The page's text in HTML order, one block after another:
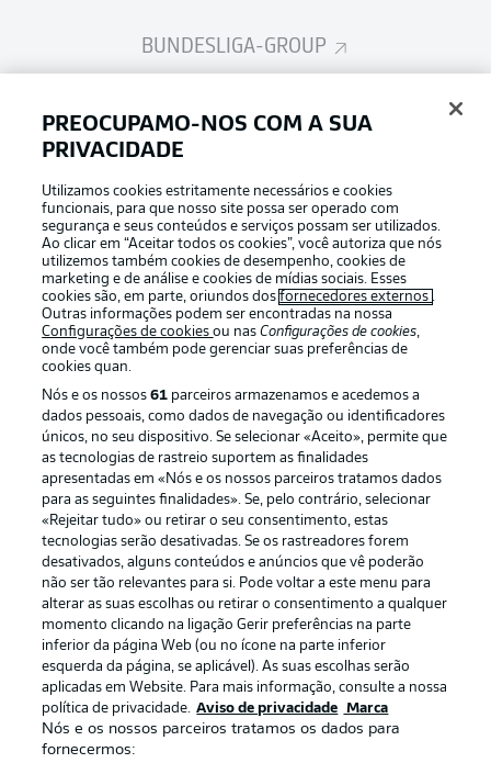
BUNDESLIGA-GROUP
Escolha seu idioma
Português Modo de visualização
Login
Football as it’s meant to be
APLICATIVO DA BUNDESLIGA
Oferecido por
PREOCUPAMO-NOS COM A SUA
PRIVACIDADE
Utilizamos cookies estritamente necessários e cookies
funcionais, para que nosso site possa ser operado com
segurança e seus conteúdos e serviços possam ser utilizados.
Ao clicar em “Aceitar todos os cookies”, você autoriza que nós
utilizemos também cookies de desempenho, cookies de
marketing e de análise e cookies de mídias sociais. Esses
cookies são, em parte, oriundos dosfornecedores externos .
Outras informações podem ser encontradas na nossa
Configurações de cookiesou nasConfigurações de cookies,
onde você também pode gerenciar suas preferências de
cookies quan.
Nós e os nossos61 parceiros armazenamos e acedemos a
dados pessoais, como dados de navegação ou identificadores
únicos, no seu dispositivo. Se selecionar «Aceito», permite que
as tecnologias de rastreio suportem as finalidades
apresentadas em «Nós e os nossos parceiros tratamos dados
para as seguintes finalidades». Se, pelo contrário, selecionar
«Rejeitar tudo» ou retirar o seu consentimento, estas
tecnologias serão desativadas. Se os rastreadores forem
desativados, alguns conteúdos e anúncios que vê poderão
não ser tão relevantes para si. Pode voltar a este menu para
alterar as suas escolhas ou retirar o consentimento a qualquer
momento clicando na ligação Gerir preferências na parte
inferior da página Web (ou no ícone na parte inferior
esquerda da página, se aplicável). As suas escolhas serão
aplicadas em Website. Para mais informação, consulte a nossa
política de privacidade. Aviso de privacidade Marca
Nós e os nossos parceiros tratamos os dados para
fornecermos: